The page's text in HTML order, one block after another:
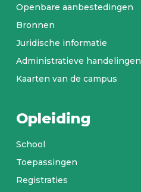
Openbare aanbestedingen
Bronnen
Juridische informatie
Administratieve handelingen
Kaarten van de campus
Opleiding
School
Toepassingen
Registraties